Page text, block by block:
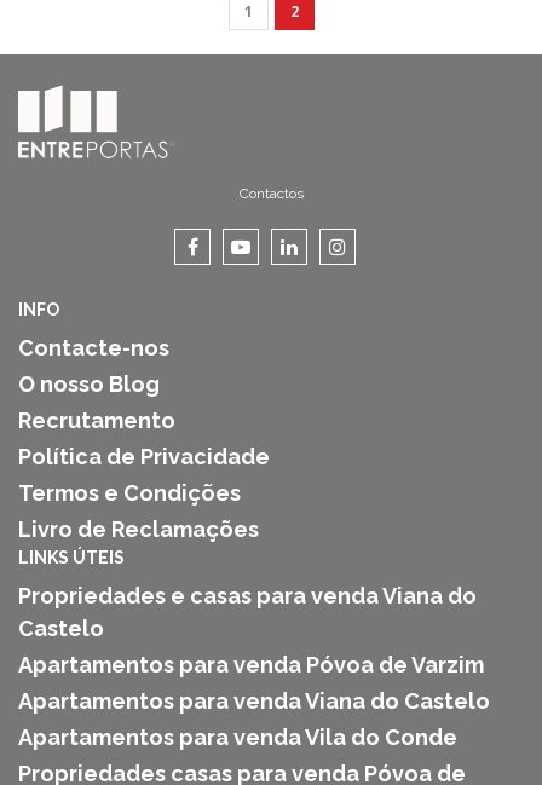
1 2
Contactos
INFO
Contacte-nos
O nosso Blog
Recrutamento
Política de Privacidade
Termos e Condições
Livro de Reclamações
LINKS ÚTEIS
Propriedades e casas para venda Viana do
Castelo
Apartamentos para venda Póvoa de Varzim
Apartamentos para venda Viana do Castelo
Apartamentos para venda Vila do Conde
Propriedades casas para venda Póvoa de